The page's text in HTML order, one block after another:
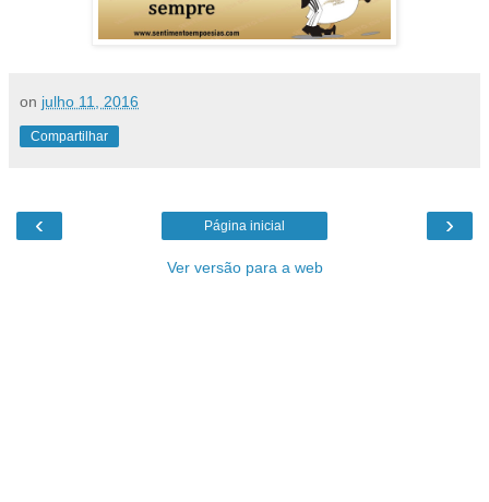
on julho 11, 2016
Compartilhar
‹ ›
Página inicial
Ver versão para a web